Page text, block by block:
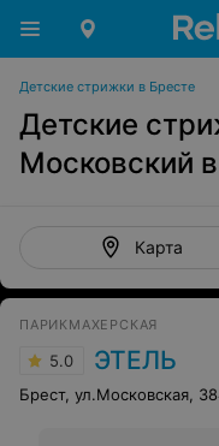
Детские стрижки в Бресте
Детские
Московский
Карта
ПАРИКМАХЕРСКАЯ
5.0 ЭТЕЛЬ
Брест, ул.Московская,